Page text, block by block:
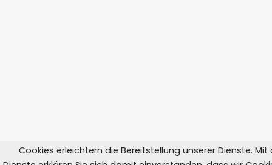
Cookies erleichtern die Bereitstellung unserer Dienste. Mit